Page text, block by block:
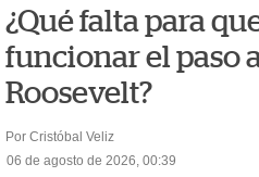
¿Qué falta para
funcionar el paso
Roosevelt?
Por Cristóbal Veliz
06 de agosto de 2026, 00:39